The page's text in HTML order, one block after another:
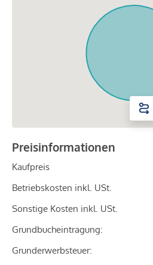
Preisinformationen
Kaufpreis
Betriebskosten inkl. USt.
Sonstige Kosten inkl. USt.
Grundbucheintragung:
Grunderwerbsteuer: